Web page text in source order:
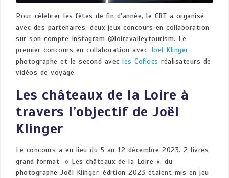
Pour célebrer les fêtes de fin d’année, le CRT a organisé
avec des partenaires, deux jeux concours en collaboration
sur son compte Instagram @loirevalleytourism. Le
premier concours en collaboration avec Joël Klinger
photographe et le second avec les Coflocs réalisateurs de
vidéos de voyage.
Les châteaux de la Loire à
travers l’objectif de Joël
Klinger
Le concours a eu lieu du 5 au 12 décembre 2023. 2 livres
grand format » Les châteaux de la Loire », du
photographe Joël Klinger, édition 2023 étaient mis en jeu